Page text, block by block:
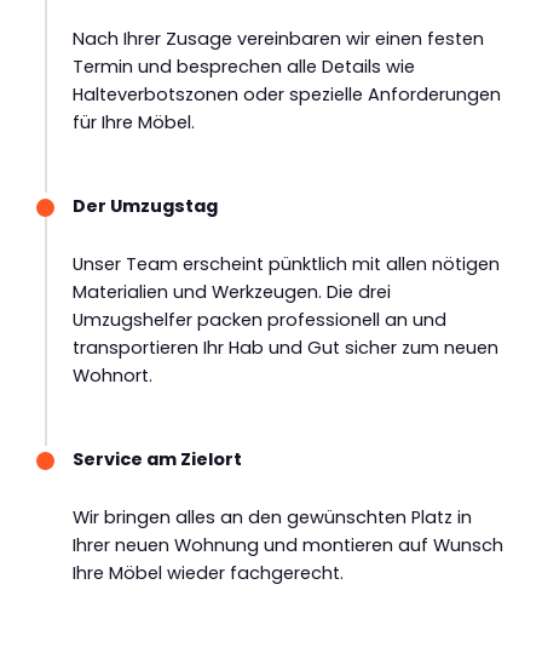
Nach Ihrer Zusage vereinbaren wir einen festen
Termin und besprechen alle Details wie
Halteverbotszonen oder spezielle Anforderungen
für Ihre Möbel.
Der Umzugstag
Unser Team erscheint pünktlich mit allen nötigen
Materialien und Werkzeugen. Die drei
Umzugshelfer packen professionell an und
transportieren Ihr Hab und Gut sicher zum neuen
Wohnort.
Service am Zielort
Wir bringen alles an den gewünschten Platz in
Ihrer neuen Wohnung und montieren auf Wunsch
Ihre Möbel wieder fachgerecht.